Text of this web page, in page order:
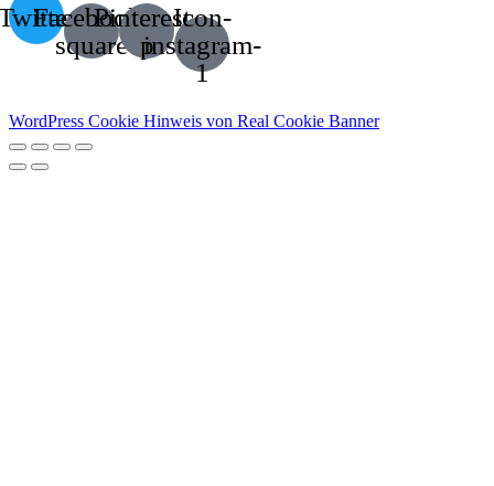
Facebook-
square
Pinterest-
p
Icon-
instagram-
1
WordPress Cookie Hinweis von Real Cookie Banner